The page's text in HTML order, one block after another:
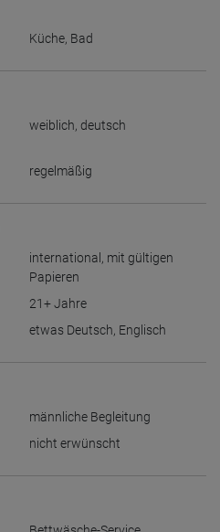
Küche, Bad
weiblich, deutsch
regelmäßig
international, mit gültigen
Papieren
21+Jahre
etwas Deutsch, Englisch
männliche Begleitung
nicht erwünscht